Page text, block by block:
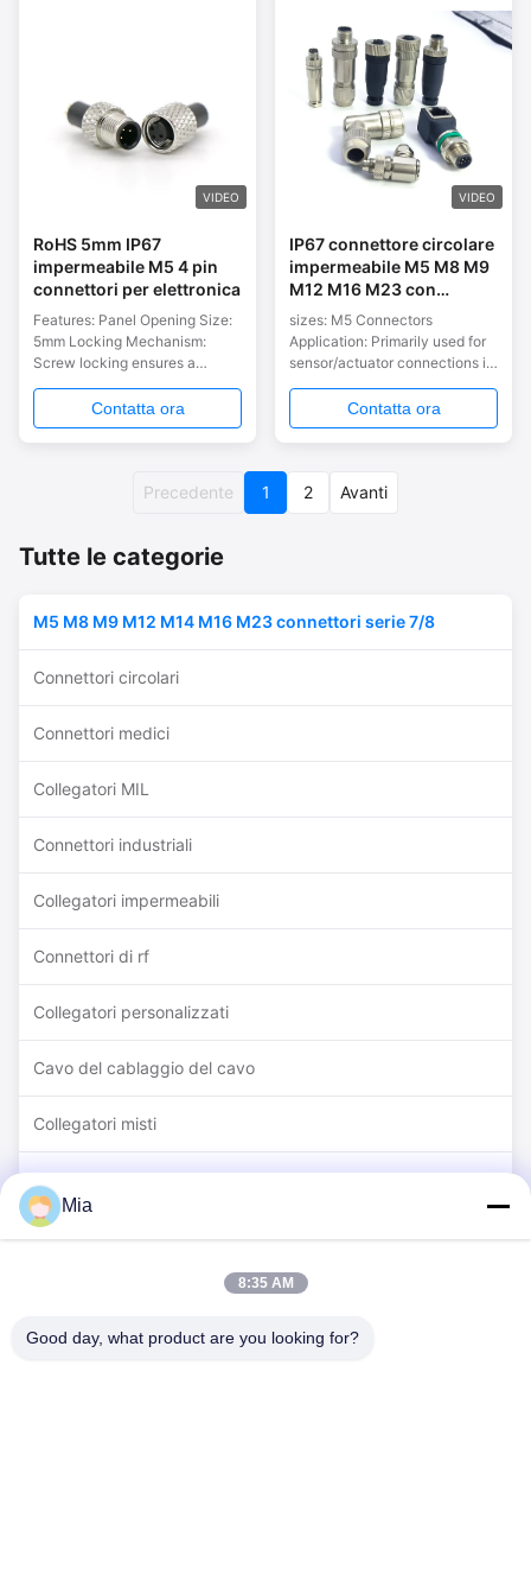
Mechanism: Screw locking
ensures secure and reliable
connections. EMC ...
VIDEO
RoHS 5mm IP67
impermeabile M5 4 pin
connettori per elettronica
Features: Panel Opening Size:
5mm Locking Mechanism:
Screw locking ensures a
secure and reliable connection.
EMC Shielding: Designed to
prevent electromagnetic
interference, ensuring signal
IP67, providing protection
Contatta ora
VIDEO
IP67 connettore circolare
impermeabile M5 M8 M9
M12 M16 M23 con
sovramoldatura del cavo
sizes: M5 Connectors
Application: Primarily used for
sensor/actuator connections in
compact devices. Pin
Configuration: Usually up to 5
pins. Features: Compact size,
suitable for tight spaces, IP67
protection. M8 Connectors
Contatta ora
Precedente 1 2 Avanti
Tutte le categorie
M5 M8 M9 M12 M14 M16 M23 connettori serie 7/8
Connettori circolari
Connettori medici
Collegatori MIL
Connettori industriali
Collegatori impermeabili
Connettori di rf
Collegatori personalizzati
Cavo del cablaggio del cavo
Collegatori misti
Connettore di immagazzinamento dell'energia
Connettore serie SP/SF
Connettore della serie HR
Mia
8:35 AM
Good day, what product are you looking for?